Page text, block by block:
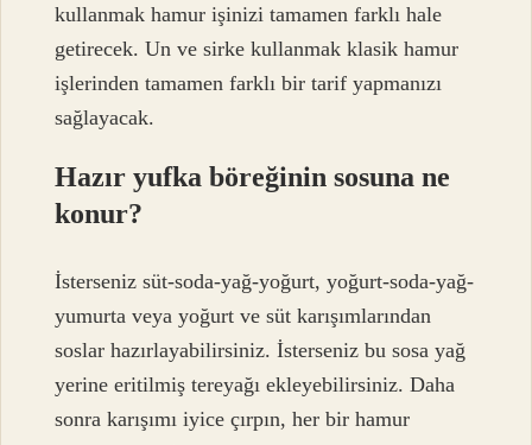
kullanmak hamur işinizi tamamen farklı hale
getirecek. Un ve sirke kullanmak klasik hamur
işlerinden tamamen farklı bir tarif yapmanızı
sağlayacak.
Hazır yufka böreğinin sosuna ne
konur?
İsterseniz süt-soda-yağ-yoğurt, yoğurt-soda-yağ-
yumurta veya yoğurt ve süt karışımlarından
soslar hazırlayabilirsiniz. İsterseniz bu sosa yağ
yerine eritilmiş tereyağı ekleyebilirsiniz. Daha
sonra karışımı iyice çırpın, her bir hamur